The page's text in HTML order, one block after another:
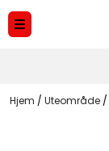
Hopp til innhold
Hjem / Uteområde /